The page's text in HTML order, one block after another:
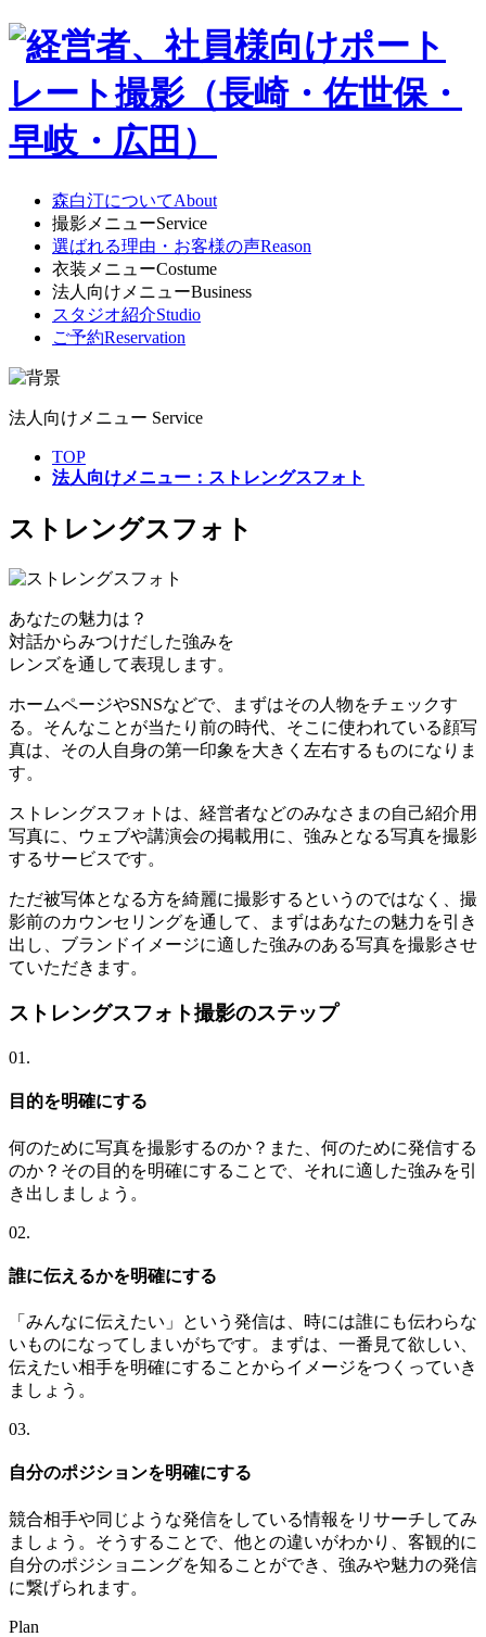
森白汀についてAbout
撮影メニューService
選ばれる理由・お客様の声Reason
衣装メニューCostume
法人向けメニューBusiness
スタジオ紹介Studio
ご予約Reservation
法人向けメニュー Service
TOP
法人向けメニュー：ストレングスフォト
ストレングスフォト
あなたの魅力は？
対話からみつけだした強みを
レンズを通して表現します。
ホームページやSNSなどで、まずはその人物をチェックす
る。そんなことが当たり前の時代、そこに使われている顔写
真は、その人自身の第一印象を大きく左右するものになりま
す。
ストレングスフォトは、経営者などのみなさまの自己紹介用
写真に、ウェブや講演会の掲載用に、強みとなる写真を撮影
するサービスです。
ただ被写体となる方を綺麗に撮影するというのではなく、撮
影前のカウンセリングを通して、まずはあなたの魅力を引き
出し、ブランドイメージに適した強みのある写真を撮影させ
ていただきます。
ストレングスフォト撮影のステップ
01.
目的を明確にする
何のために写真を撮影するのか？また、何のために発信する
のか？その目的を明確にすることで、それに適した強みを引
き出しましょう。
02.
誰に伝えるかを明確にする
「みんなに伝えたい」という発信は、時には誰にも伝わらな
いものになってしまいがちです。まずは、一番見て欲しい、
伝えたい相手を明確にすることからイメージをつくっていき
ましょう。
03.
自分のポジションを明確にする
競合相手や同じような発信をしている情報をリサーチしてみ
ましょう。そうすることで、他との違いがわかり、客観的に
自分のポジショニングを知ることができ、強みや魅力の発信
に繋げられます。
Plan